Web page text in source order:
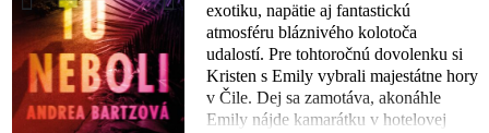
exotiku, napätie aj fantastickú
atmosféru bláznivého kolotoča
udalostí. Pre tohtoročnú dovolenku si
Kristen s Emily vybrali majestátne hory
v Čile. Dej sa zamotáva, akonáhle
Emily nájde kamarátku v hotelovej